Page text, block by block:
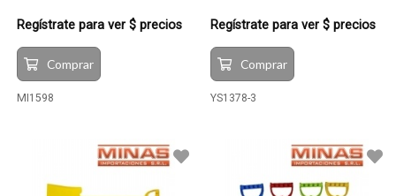
Regístrate para ver $ precios
Comprar
MI1598
Regístrate para ver $ precios
Comprar
YS1378-3